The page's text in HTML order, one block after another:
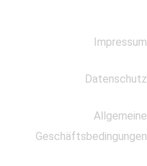
Impressum
Datenschutz
Allgemeine
Geschäftsbedingungen